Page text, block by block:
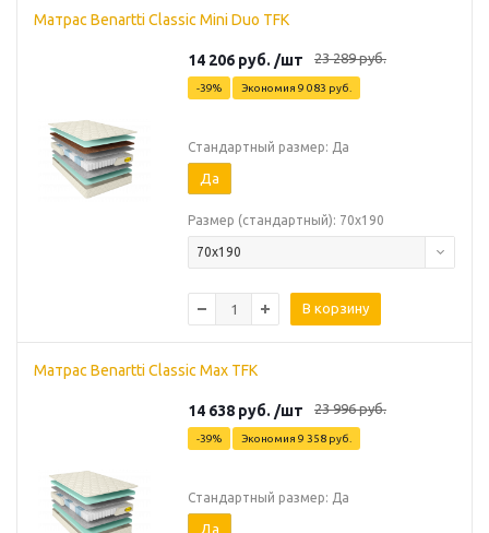
Матрас Benartti Classic Mini Duo TFK
14 206 руб. /шт 23 289руб.
-39% Экономия 9 083 руб.
Стандартный размер: Да
Да
Размер (стандартный): 70х190
70х190
В корзину
Матрас Benartti Classic Max TFK
14 638 руб. /шт 23 996руб.
-39% Экономия 9 358 руб.
Стандартный размер: Да
Да